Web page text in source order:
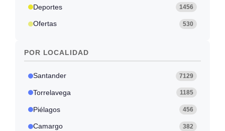
Deportes 1456
Ofertas 530
POR LOCALIDAD
Santander 7129
Torrelavega 1185
Piélagos 456
Camargo 382